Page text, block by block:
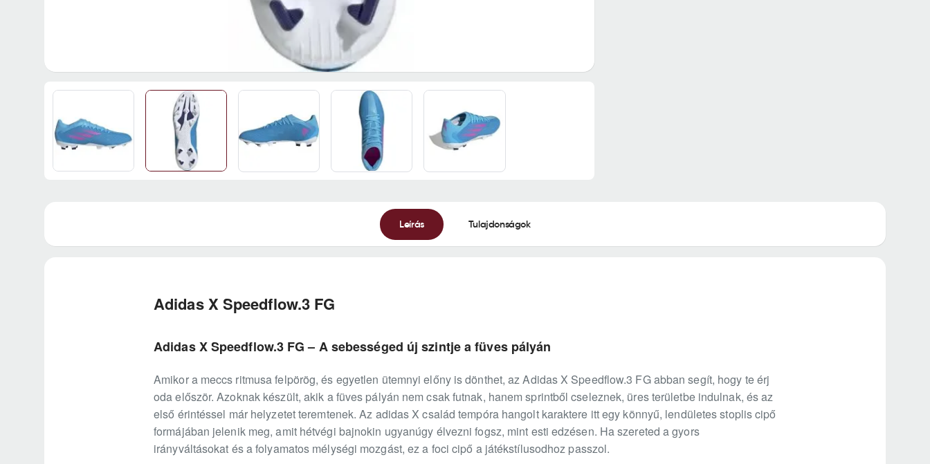
Leírás Tulajdonságok
Adidas X Speedflow.3 FG
Adidas X Speedflow.3 FG – A sebességed új szintje a füves pályán
Amikor a meccs ritmusa felpörög, és egyetlen ütemnyi előny is dönthet, az Adidas X Speedflow.3 FG abban segít, hogy te érj
oda először. Azoknak készült, akik a füves pályán nem csak futnak, hanem sprintből cseleznek, üres területbe indulnak, és az
első érintéssel már helyzetet teremtenek. Az adidas X család tempóra hangolt karaktere itt egy könnyű, lendületes stoplis cipő
formájában jelenik meg, amit hétvégi bajnokin ugyanúgy élvezni fogsz, mint esti edzésen. Ha szereted a gyors
irányváltásokat és a folyamatos mélységi mozgást, ez a foci cipő a játékstílusodhoz passzol.